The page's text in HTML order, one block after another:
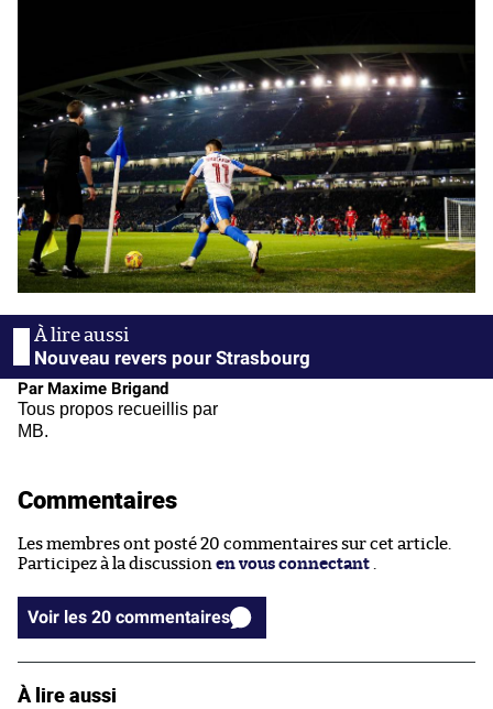
Nouveau revers pour Strasbourg
Par Maxime Brigand
Tous propos recueillis par
MB.
Commentaires
Les membres ont posté 20 commentaires sur cet article.
Participez à la discussion en vous connectant
Voir les 20 commentaires
À lire aussi